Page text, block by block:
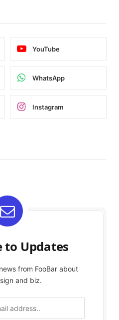
YouTube
WhatsApp
Instagram
to Updates
from FooBar about
and biz.